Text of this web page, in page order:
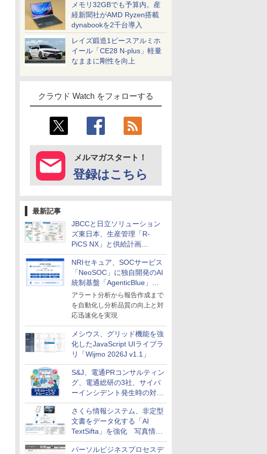
メモリ32GBでも予算内。産
経新聞社がAMD Ryzen搭載
dynabookを2千台導入
レイズ鍛造1ピースアルミホ
イール「CE28 N-plus」軽量
なままに剛性を向上
クラウド Watch をフォローする
メルマガスタート！
登録はこちら
最新記事
JBCCと日立ソリューション
ズ東日本、生産管理「R-
PiCS NX」と供給計画
「scSQUARE ISP」の連携サ
ービスを提供開始
NRIセキュア、SOCサービス
「NeoSOC」に独自開発のAI
統制基盤「AgenticBlue」を
導入
アラート分析から報告作成まで
を自動化し分析品質の向上と対
応迅速化を実現
メシウス、グリッド機能を強
化したJavaScript UIライブラ
リ「Wijmo 2026J v1.1」
S&J、電通PRコンサルティン
グ、電通総研の3社、サイバ
ーインシデント発生時の対応
と危機管理広報を一体的に訓
練するプログラムを提供
さくら情報システム、非定型
文書をデータ化する「AI
TextSifta」を強化 写真情報
のデータ化などに対応
パーソルビジネスプロセスデ